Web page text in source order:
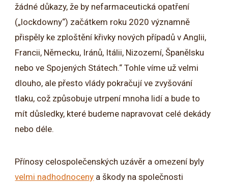
žádné důkazy, že by nefarmaceutická opatření
(„lockdowny“) začátkem roku 2020 významně
přispěly ke zploštění křivky nových případů v Anglii,
Francii, Německu, Iránů, Itálii, Nizozemí, Španělsku
nebo ve Spojených Státech.“ Tohle víme už velmi
dlouho, ale přesto vlády pokračují ve zvyšování
tlaku, což způsobuje utrpení mnoha lidí a bude to
mít důsledky, které budeme napravovat celé dekády
nebo déle.
Přínosy celospolečenských uzávěr a omezení byly
velmi nadhodnoceny a škody na společnosti